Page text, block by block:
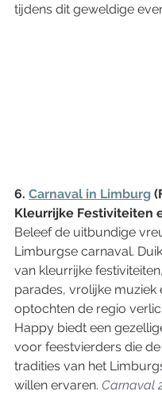
tijdens dit geweldige
6. Carnaval in Limburg
Kleurrijke Festiviteiten
Beleef de uitbundige
Limburgse carnaval.
van kleurrijke
parades, vrolijke muziek
optochten de regio
Happy biedt een
voor feestvierders die
tradities van het
willen ervaren. Carnaval